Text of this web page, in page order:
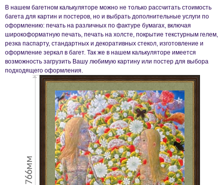
В нашем багетном калькуляторе можно не только рассчитать стоимость
багета для картин и постеров, но и выбрать дополнительные услуги по
оформлению: печать на различных по фактуре бумагах, включая
широкоформатную печать, печать на холсте, покрытие текстурным гелем,
резка паспарту, стандартных и декоративных стекол, изготовление и
оформление зеркал в багет. Так же в нашем калькуляторе имеется
возможность загрузить Вашу любимую картину или постер для выбора
подходящего оформления.
766мм